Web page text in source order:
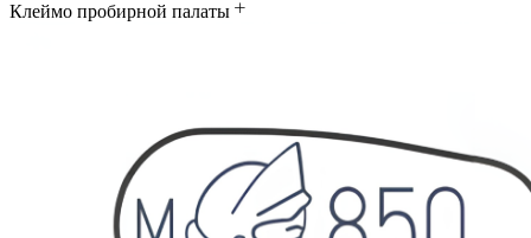
Клеймо пробирной палаты